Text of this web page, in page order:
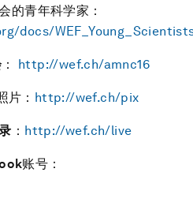
的青年科学家：
docs/
： http://wef.ch/amnc16
片： http://wef.ch/pix
： http://wef.ch/live
账号：